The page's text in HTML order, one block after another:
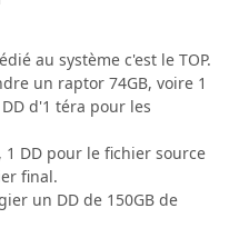
au système c'est le TOP.
un raptor 74GB, voire 1
d'1 téra pour les
DD pour le fichier source
final.
un DD de 150GB de